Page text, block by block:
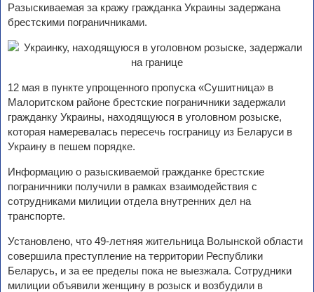
Разыскиваемая за кражу гражданка Украины задержана
брестскими пограничниками.
12 мая в пункте упрощенного пропуска «Сушитница» в
Малоритском районе брестские пограничники задержали
гражданку Украины, находящуюся в уголовном розыске,
которая намеревалась пересечь госграницу из Беларуси в
Украину в пешем порядке.
Информацию о разыскиваемой гражданке брестские
пограничники получили в рамках взаимодействия с
сотрудниками милиции отдела внутренних дел на
транспорте.
Установлено, что 49-летняя жительница Волынской области
совершила преступление на территории Республики
Беларусь, и за ее пределы пока не выезжала. Сотрудники
милиции объявили женщину в розыск и возбудили в